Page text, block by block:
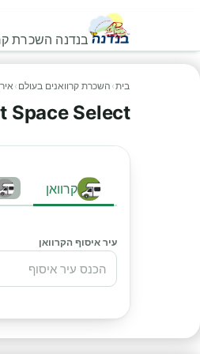
בנדנה השכרת
בית› השכרת קרוואנים בעולם ›
Space Select
קרוואן
עיר איסוף הקרוואן